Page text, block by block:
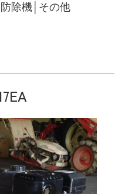
案内
店舗
センター
センター
防除機 その他